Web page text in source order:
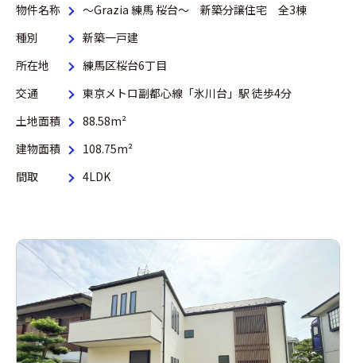
物件名称
～Grazia 練馬 桜台～ 新築分譲住宅 全3棟
種別
新築一戸建
所在地
練馬区桜台6丁目
交通
東京メトロ副都心線「氷川台」駅 徒歩4分
土地面積
88.58m²
建物面積
108.75m²
間取
4LDK